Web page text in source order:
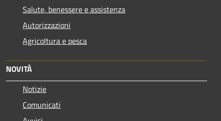
Salute, benessere e assistenza
Autorizzazioni
Agricoltura e pesca
NOVITÀ
Notizie
Comunicati